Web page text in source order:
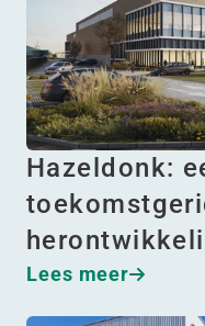
Hazeldonk:
Lees meer